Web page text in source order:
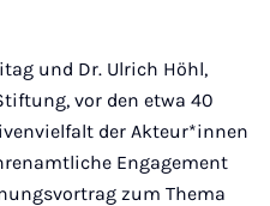
und Dr. Ulrich Höhl,
vor den etwa 40
der Akteur*innen
Engagement
zum Thema